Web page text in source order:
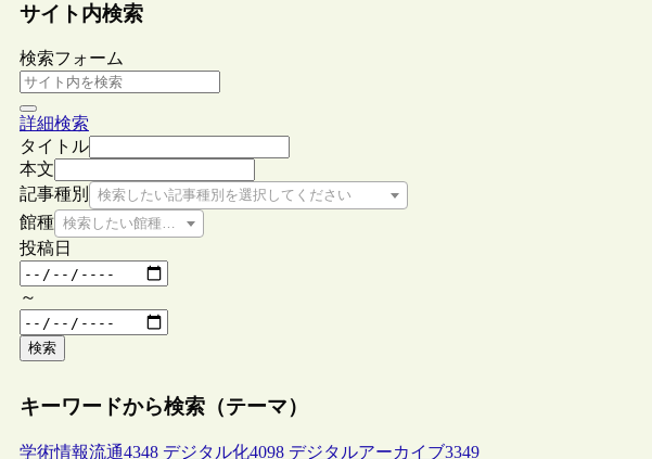
サイト内検索
検索フォーム
詳細検索
タイトル
本文
記事種別
検索したい記事種別を選択してください
館種 検索したい館種を選択してください
投稿日
～
検索
キーワードから検索（テーマ）
学術情報流通4348 デジタル化4098 デジタルアーカイブ3349